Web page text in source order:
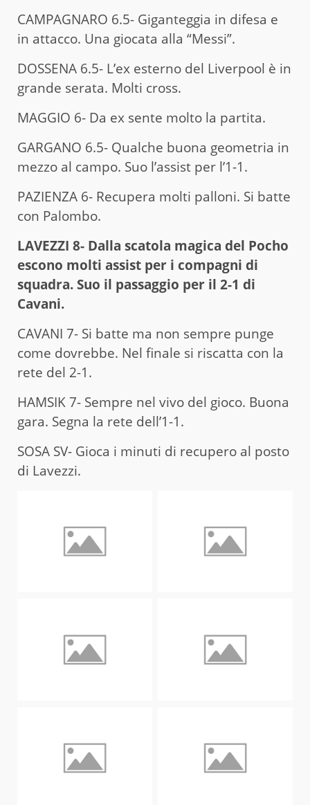
CAMPAGNARO 6.5- Giganteggia in difesa e
in attacco. Una giocata alla “Messi”.
DOSSENA 6.5- L’ex esterno del Liverpool è in
grande serata. Molti cross.
MAGGIO 6- Da ex sente molto la partita.
GARGANO 6.5- Qualche buona geometria in
mezzo al campo. Suo l’assist per l’1-1.
PAZIENZA 6- Recupera molti palloni. Si batte
con Palombo.
LAVEZZI 8- Dalla scatola magica del Pocho
escono molti assist per i compagni di
squadra. Suo il passaggio per il 2-1 di
Cavani.
CAVANI 7- Si batte ma non sempre punge
come dovrebbe. Nel finale si riscatta con la
rete del 2-1.
HAMSIK 7- Sempre nel vivo del gioco. Buona
gara. Segna la rete dell’1-1.
SOSA SV- Gioca i minuti di recupero al posto
di Lavezzi.